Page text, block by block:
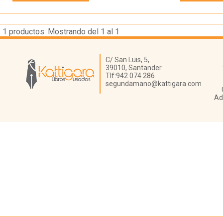
1 productos. Mostrando del 1 al 1
Librería Kattigara
C/ San Luis, 5,
39010, Santander
Tlf:942 074 286
segundamano@kattigara.com